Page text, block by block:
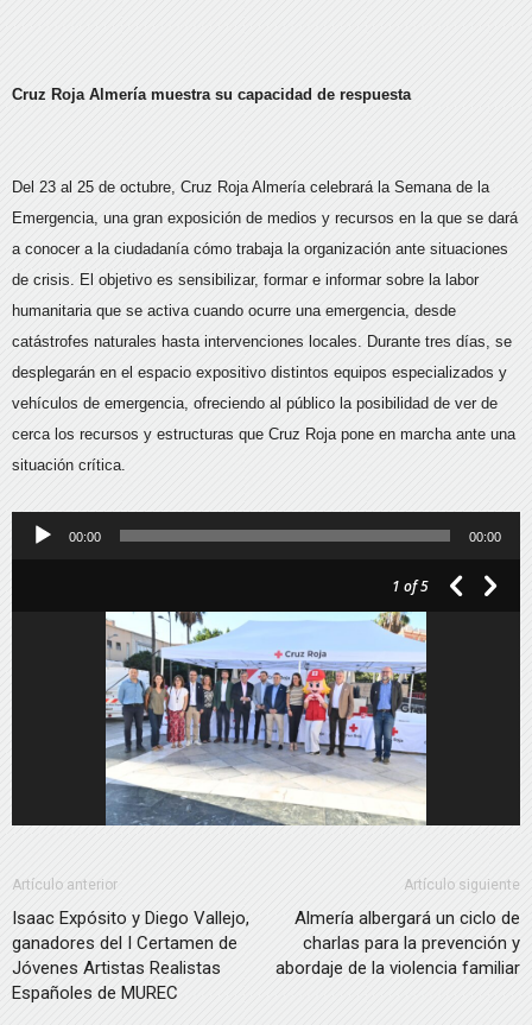
Cruz Roja Almería muestra su capacidad de respuesta
Del 23 al 25 de octubre, Cruz Roja Almería celebrará la Semana de la
Emergencia, una gran exposición de medios y recursos en la que se dará
a conocer a la ciudadanía cómo trabaja la organización ante situaciones
de crisis. El objetivo es sensibilizar, formar e informar sobre la labor
humanitaria que se activa cuando ocurre una emergencia, desde
catástrofes naturales hasta intervenciones locales. Durante tres días, se
desplegarán en el espacio expositivo distintos equipos especializados y
vehículos de emergencia, ofreciendo al público la posibilidad de ver de
cerca los recursos y estructuras que Cruz Roja pone en marcha ante una
situación crítica.
Reproductor
00:00 00:00
1 of 5
Artículo anterior
Isaac Expósito y Diego Vallejo,
ganadores del I Certamen de
Jóvenes Artistas Realistas
Españoles de MUREC
Artículo siguiente
Almería albergará un ciclo de
charlas para la prevención y
abordaje de la violencia familiar